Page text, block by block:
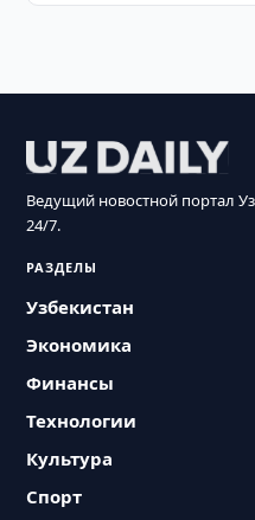
Ведущий новостной портал
24/7.
РАЗДЕЛЫ
Узбекистан
Экономика
Финансы
Технологии
Культура
Спорт